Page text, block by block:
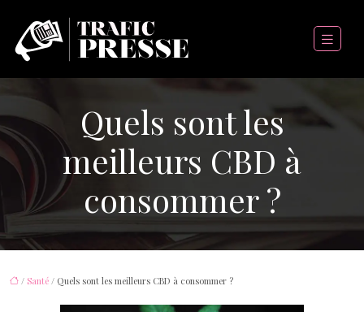
Quels sont les
meilleurs CBD à
consommer ?
/ Santé / Quels sont les meilleurs CBD à consommer ?